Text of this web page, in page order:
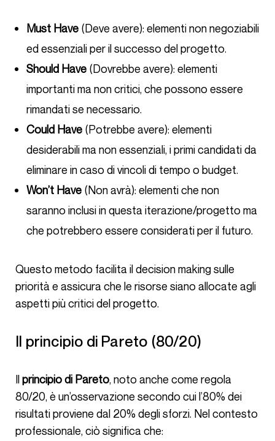
Must Have (Deve avere): elementi non negoziabili
ed essenziali per il successo del progetto.
Should Have (Dovrebbe avere): elementi
importanti ma non critici, che possono essere
rimandati se necessario.
Could Have (Potrebbe avere): elementi
desiderabili ma non essenziali, i primi candidati da
eliminare in caso di vincoli di tempo o budget.
Won’t Have (Non avrà): elementi che non
saranno inclusi in questa iterazione/progetto ma
che potrebbero essere considerati per il futuro.
Questo metodo facilita il decision making sulle
priorità e assicura che le risorse siano allocate agli
aspetti più critici del progetto.
Il principio di Pareto (80/20)
Ilprincipio di Pareto, noto anche come regola
80/20, è un’osservazione secondo cui l’80% dei
risultati proviene dal 20% degli sforzi. Nel contesto
professionale, ciò significa che: